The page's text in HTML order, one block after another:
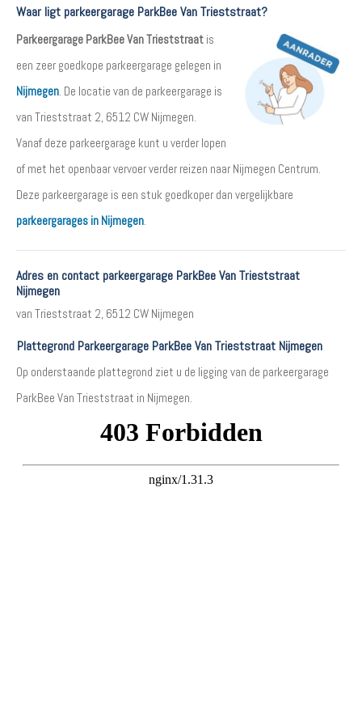
Waar ligt parkeergarage ParkBee Van Trieststraat?
Parkeergarage ParkBee Van Trieststraat is
een zeer goedkope parkeergarage gelegen in
Nijmegen . De locatie van de parkeergarage is
van Trieststraat 2, 6512 CW Nijmegen.
Vanaf deze parkeergarage kunt u verder lopen
of met het openbaar vervoer verder reizen naar Nijmegen Centrum.
Deze parkeergarage is een stuk goedkoper dan vergelijkbare
parkeergarages in Nijmegen
Adres en contact parkeergarage ParkBee Van Trieststraat
Nijmegen
van Trieststraat 2, 6512 CW Nijmegen
Plattegrond Parkeergarage ParkBee Van Trieststraat Nijmegen
Op onderstaande plattegrond ziet u de ligging van de parkeergarage
ParkBee Van Trieststraat in Nijmegen.